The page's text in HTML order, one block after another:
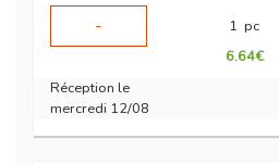
-
1 pc
6.64€
Réception le
mercredi 12/08